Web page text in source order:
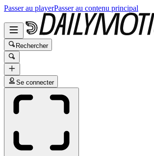
Passer au playerPasser au contenu principal
Rechercher
Se connecter